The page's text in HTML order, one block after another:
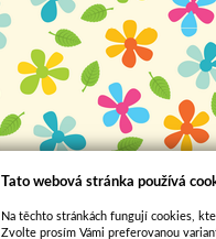
Tato webová stránka používá
Na těchto stránkách fungují cookies,
Zvolte prosím Vámi preferovanou